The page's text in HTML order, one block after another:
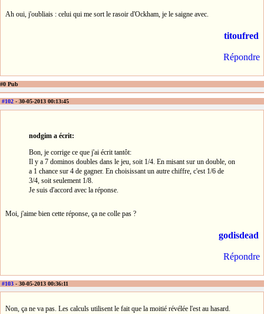
Ah oui, j'oubliais : celui qui me sort le rasoir d'Ockham, je le saigne avec.
titoufred
Répondre
#0 Pub
#102 - 30-05-2013 00:13:45
nodgim a écrit:
Bon, je corrige ce que j'ai écrit tantôt:
Il y a 7 dominos doubles dans le jeu, soit 1/4. En misant sur un double, on
a 1 chance sur 4 de gagner. En choisissant un autre chiffre, c'est 1/6 de
3/4, soit seulement 1/8.
Je suis d'accord avec la réponse.
Moi, j'aime bien cette réponse, ça ne colle pas ?
godisdead
Répondre
#103 - 30-05-2013 00:36:11
Non, ça ne va pas. Les calculs utilisent le fait que la moitié révélée l'est au hasard.